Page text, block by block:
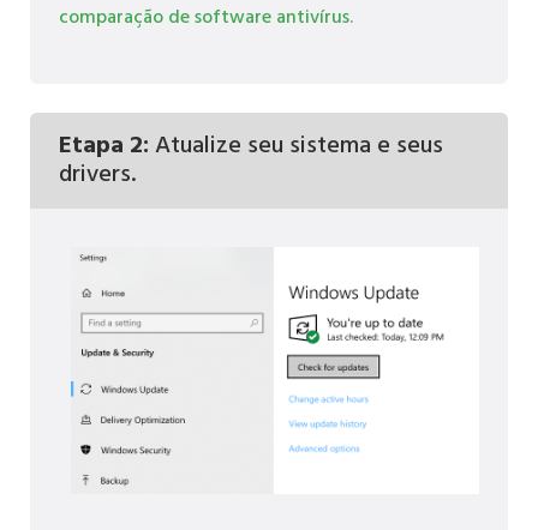
comparação de software antivírus.
Etapa 2:Atualize seu sistema e seus
drivers.